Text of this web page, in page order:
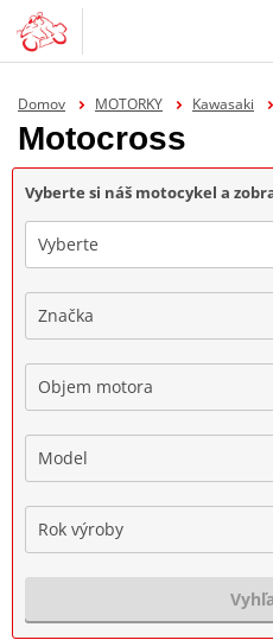
Domov MOTORKY Kawasaki
Motocross
Vyberte si náš motocykel a
Vyberte
Značka
Objem motora
Model
Rok výroby